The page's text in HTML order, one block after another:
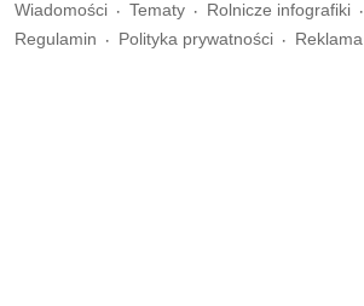
Wiadomości Tematy Rolnicze infografiki
Regulamin
Polityka prywatności Reklama